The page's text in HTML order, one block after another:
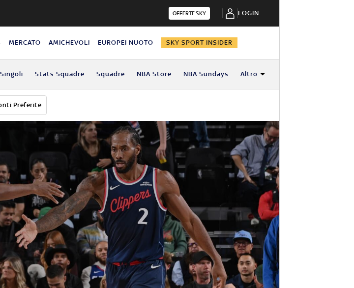
OFFERTE SKY LOGIN
MERCATO AMICHEVOLI EUROPEI NUOTO SKY SPORT INSIDER
Stats Squadre Squadre NBA Store NBA Sundays Altro
Preferite